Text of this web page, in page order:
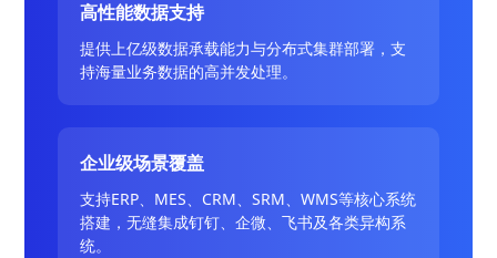
高性能数据支持
提供上亿级数据承载能力与分布式集群部署，支
持海量业务数据的高并发处理。
企业级场景覆盖
支持ERP、MES、CRM、SRM、WMS等核心系统
搭建，无缝集成钉钉、企微、飞书及各类异构系
统。